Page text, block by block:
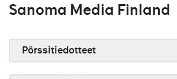
Sanoma Media Finland
Pörssitiedotteet